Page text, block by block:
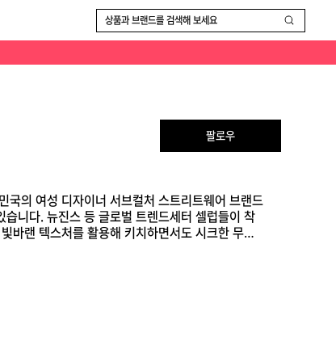
덤을 모았습니다. 나비, 플라워, 레터링 등의 몽환적인 드로잉과 빛바랜 텍스처를 활용해 키치하면서도 시크한 무드를 연출합니다.
상품과 브랜드를 검색해 보세요
팔로우
의 여성 디자이너 서브컬처 스트리트웨어 브랜드
니다. 뉴진스 등 글로벌 트렌드세터 셀럽들이 착
바랜 텍스처를 활용해 키치하면서도 시크한 무드